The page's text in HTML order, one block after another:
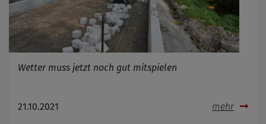
Wetter muss jetzt noch gut mitspielen
21.10.2021 mehr